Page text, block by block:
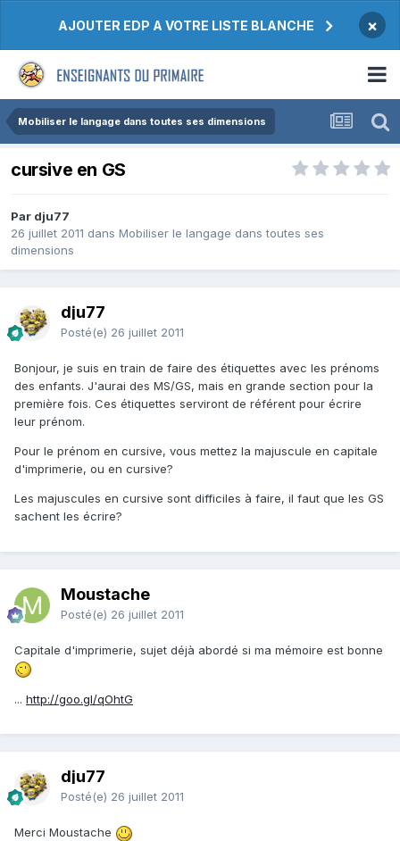
AJOUTER EDP A VOTRE LISTE BLANCHE ×
Mobiliser le langage dans toutes ses dimensions
cursive en GS
Par dju77
26 juillet 2011 dans Mobiliser le langage dans toutes ses
dimensions
dju77
Posté(e) 26 juillet 2011
Bonjour, je suis en train de faire des étiquettes avec les prénoms
des enfants. J'aurai des MS/GS, mais en grande section pour la
première fois. Ces étiquettes serviront de référent pour écrire
leur prénom.
Pour le prénom en cursive, vous mettez la majuscule en capitale
d'imprimerie, ou en cursive?
Les majuscules en cursive sont difficiles à faire, il faut que les GS
sachent les écrire?
Moustache
Posté(e) 26 juillet 2011
Capitale d'imprimerie, sujet déjà abordé si ma mémoire est bonne
... http://goo.gl/qOhtG
dju77
Posté(e) 26 juillet 2011
Merci Moustache